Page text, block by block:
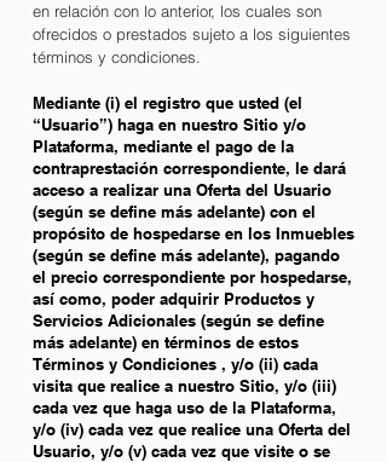
en relación con lo anterior, los cuales son
ofrecidos o prestados sujeto a los siguientes
términos y condiciones.
Mediante (i) el registro que usted (el
“Usuario”) haga en nuestro Sitio y/o
Plataforma, mediante el pago de la
contraprestación correspondiente, le dará
acceso a realizar una Oferta del Usuario
(según se define más adelante) con el
propósito de hospedarse en los Inmuebles
(según se define más adelante), pagando
el precio correspondiente por hospedarse,
así como, poder adquirir Productos y
Servicios Adicionales (según se define
más adelante) en términos de estos
Términos y Condiciones , y/o (ii) cada
visita que realice a nuestro Sitio, y/o (iii)
cada vez que haga uso de la Plataforma,
y/o (iv) cada vez que realice una Oferta del
Usuario, y/o (v) cada vez que visite o se